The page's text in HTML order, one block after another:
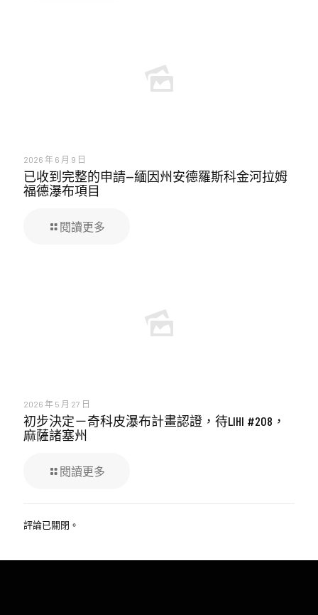
2026 年 6 月 9 日
已收到完整的申請—緬因州安德羅斯科金河拉姆
福德瀑布項目
閱讀更多
2026 年 5 月 27 日
初步決定－奇科皮瀑布計畫認證，待LIHI #208，
麻薩諸塞州
閱讀更多
評論已關閉。